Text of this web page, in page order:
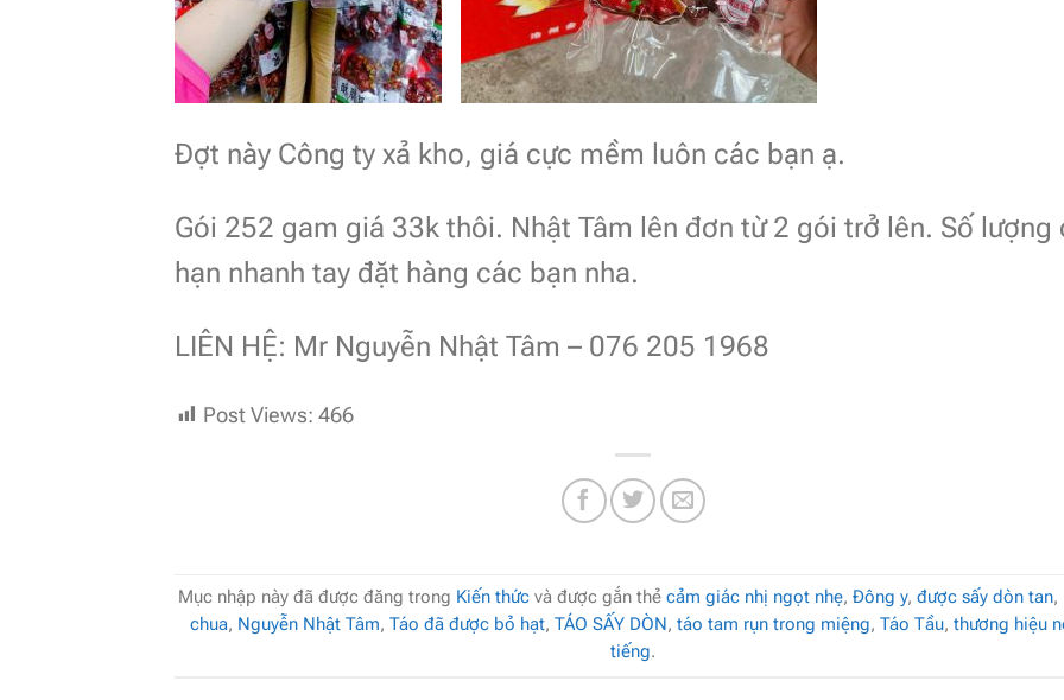
Đợt này Công ty xả kho, giá cực mềm luôn các bạn ạ.
Gói 252 gam giá 33k thôi. Nhật Tâm lên đơn từ 2 gói trở lên. Số lượng
hạn nhanh tay đặt hàng các bạn nha.
LIÊN HỆ: Mr Nguyễn Nhật Tâm – 076 205 1968
Post Views: 466
Mục nhập này đã được đăng trong Kiến thức và được gắn thẻcảm giác nhị ngọt nhẹ,Đông y,được sấy dòn tan,
chua, Nguyễn Nhật Tâm, Táo đã được bỏ hạt, TÁO SẤY DÒN, táo tam rụn trong miệng, Táo Tầu, thương hiệu
tiếng.